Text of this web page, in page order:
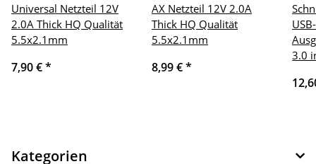
Universal Netzteil 12V
2.0A Thick HQ Qualität
5.5x2.1mm
7,90 €*
AX Netzteil 12V 2.0A
Thick HQ Qualität
5.5x2.1mm
8,99 €*
3.0
Kategorien